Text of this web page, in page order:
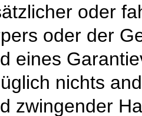
oder
oder der
eines
nichts
zwingender